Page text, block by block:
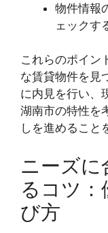
物件情報
ェックす
これらのポイン
な賃貸物件を見
に内見を行い、
湖南市の特性を
しを進めること
ニーズに
るコツ：
び方